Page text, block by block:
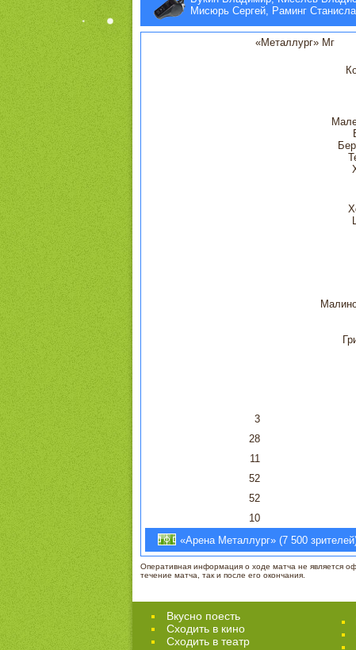
Мисюрь Сергей, Раминг
«Металлург» Мг
3
28
11
52
52
10
«Арена Металлург» (7 500
Оперативная информация о ходе матча не является
течение матча, так и после его окончания.
Вкусно поесть
Сходить в кино
Cходить в театр